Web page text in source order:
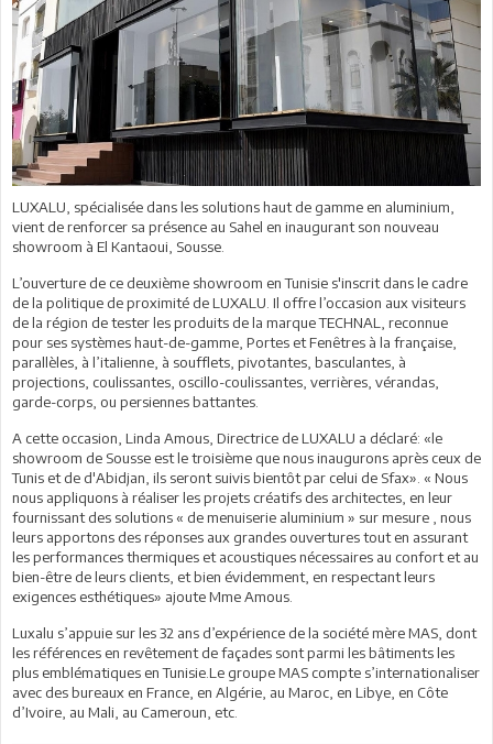
LUXALU, spécialisée dans les solutions haut de gamme en aluminium,
vient de renforcer sa présence au Sahel en inaugurant son nouveau
showroom à El Kantaoui, Sousse.
L’ouverture de ce deuxième showroom en Tunisie s'inscrit dans le cadre
de la politique de proximité de LUXALU. Il offre l’occasion aux visiteurs
de la région de tester les produits de la marque TECHNAL, reconnue
pour ses systèmes haut-de-gamme, Portes et Fenêtres à la française,
parallèles, à l’italienne, à soufflets, pivotantes, basculantes, à
projections, coulissantes, oscillo-coulissantes, verrières, vérandas,
garde-corps, ou persiennes battantes.
A cette occasion, Linda Amous, Directrice de LUXALU a déclaré: «le
showroom de Sousse est le troisième que nous inaugurons après ceux de
Tunis et de d'Abidjan, ils seront suivis bientôt par celui de Sfax». « Nous
nous appliquons à réaliser les projets créatifs des architectes, en leur
fournissant des solutions « de menuiserie aluminium » sur mesure , nous
leurs apportons des réponses aux grandes ouvertures tout en assurant
les performances thermiques et acoustiques nécessaires au confort et au
bien-être de leurs clients, et bien évidemment, en respectant leurs
exigences esthétiques» ajoute Mme Amous.
Luxalu s’appuie sur les 32 ans d’expérience de la société mère MAS, dont
les références en revêtement de façades sont parmi les bâtiments les
plus emblématiques en Tunisie.Le groupe MAS compte s’internationaliser
avec des bureaux en France, en Algérie, au Maroc, en Libye, en Côte
d’Ivoire, au Mali, au Cameroun, etc.